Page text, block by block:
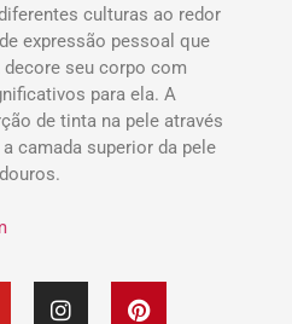
culturas ao redor
expressão pessoal que
seu corpo com
para ela. A
de tinta na pele através
camada superior da pele